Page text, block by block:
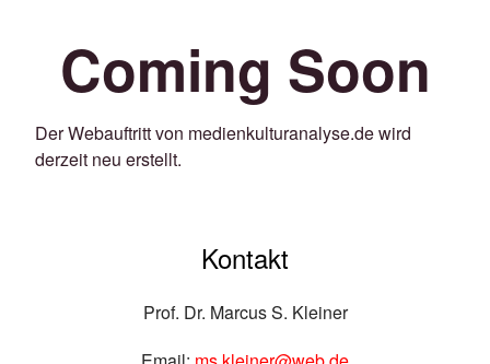
Coming Soon
Der Webauftritt von medienkulturanalyse.de wird
derzeit neu erstellt.
Kontakt
Prof. Dr. Marcus S. Kleiner